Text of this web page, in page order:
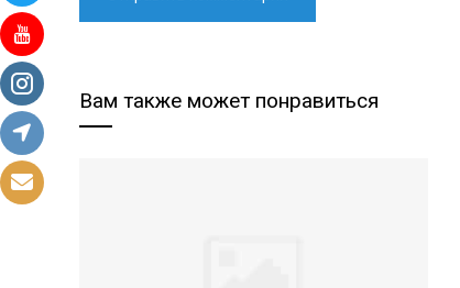
Вам также может понравиться